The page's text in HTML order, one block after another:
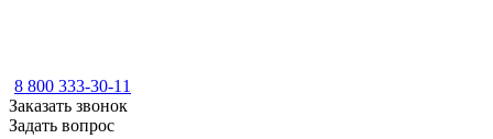
8 800 333-30-11
Заказать звонок
Задать вопрос